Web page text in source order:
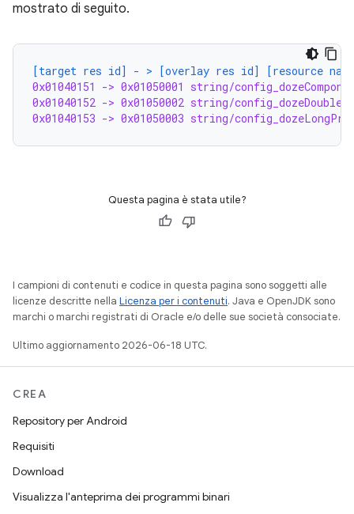
mostrato di seguito.
[target res id] - > [overlay res id] [resource
0x01040151 -> 0x01050001 string/
0x01040152 -> 0x01050002 string/
0x01040153 -> 0x01050003 string/
Questa pagina è stata utile?
I campioni di contenuti e codice in questa pagina sono soggetti alle
licenze descritte nella Licenza per i contenuti. Java e OpenJDK sono
marchi o marchi registrati di Oracle e/o delle sue società consociate.
Ultimo aggiornamento 2026-06-18 UTC.
CREA
Repository per Android
Requisiti
Download
Visualizza l'anteprima dei programmi binari